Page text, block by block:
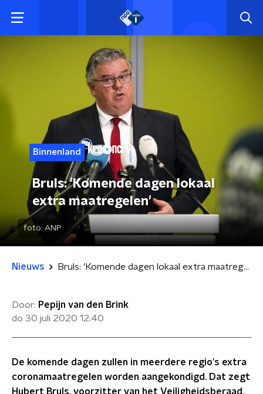
Binnenland
Bruls: 'Komende dagen lokaal
extra maatregelen'
foto: ANP
Nieuws Bruls: 'Komende dagen lokaal extra maatregelen'
Door: Pepijn van den Brink
do 30 juli 2020 12:40
De komende dagen zullen in meerdere regio's extra
coronamaatregelen worden aangekondigd. Dat zegt
Hubert Bruls, voorzitter van het Veiligheidsberaad,